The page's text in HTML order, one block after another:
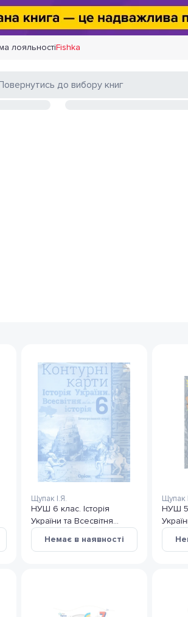
лояльностіFishka
Щупак І.Я.
НУШ 6 клас. Історія
України та Всесвітня
історія. Контурні карти
(інтегрований курс).
Немає в наявності
Щупак
НУШ 5